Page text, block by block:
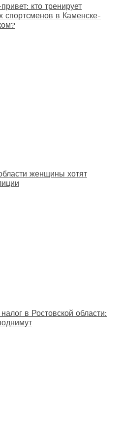
кто тренирует
спортсменов в Каменске-
женщины хотят
в Ростовской области: